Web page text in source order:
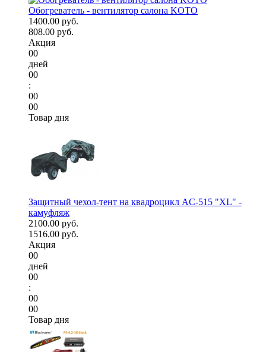
Обогреватель - вентилятор салона KOTO
1400.00 руб.
808.00 руб.
Акция
00
дней
00
:
00
00
Товар дня
Защитный чехол-тент на квадроцикл AC-515 "XL" -
камуфляж
2100.00 руб.
1516.00 руб.
Акция
00
дней
00
:
00
00
Товар дня